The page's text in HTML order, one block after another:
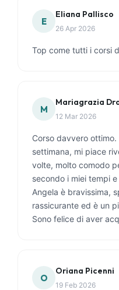
E
Eliana Pallisco
26 Apr 2026
Top come tutti i corsi
M
Mariagrazia
12 Mar 2026
Corso davvero ottimo.
settimana, mi piace
volte, molto comodo
secondo i miei tempi
Angela è bravissima,
rassicurante ed è un
Sono felice di aver
O
Oriana Picenni
19 Feb 2026